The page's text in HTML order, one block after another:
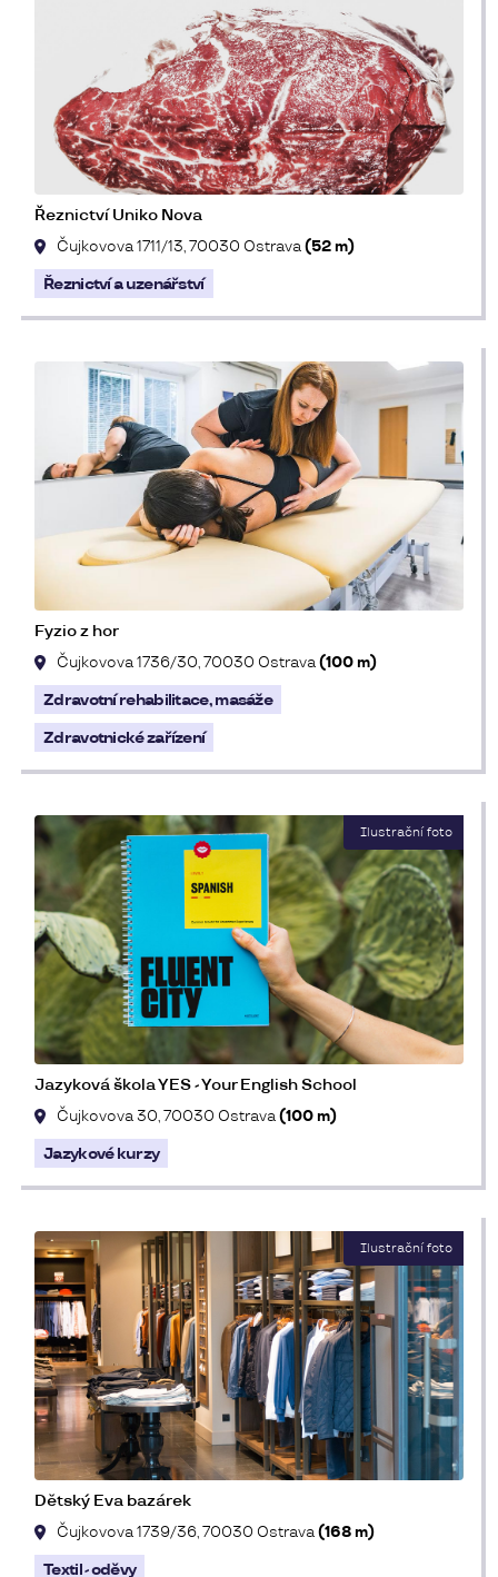
Řeznictví Uniko Nova
Čujkovova 1711/13, 70030 Ostrava(52 m)
Řeznictví a uzenářství
Fyzio z hor
Čujkovova 1736/30, 70030 Ostrava(100 m)
Zdravotní rehabilitace, masáže
Zdravotnické zařízení
Jazyková škola YES - Your English School
Čujkovova 30, 70030 Ostrava(100 m)
Jazykové kurzy
Dětský Eva bazárek
Čujkovova 1739/36, 70030 Ostrava(168 m)
Textil - oděvy